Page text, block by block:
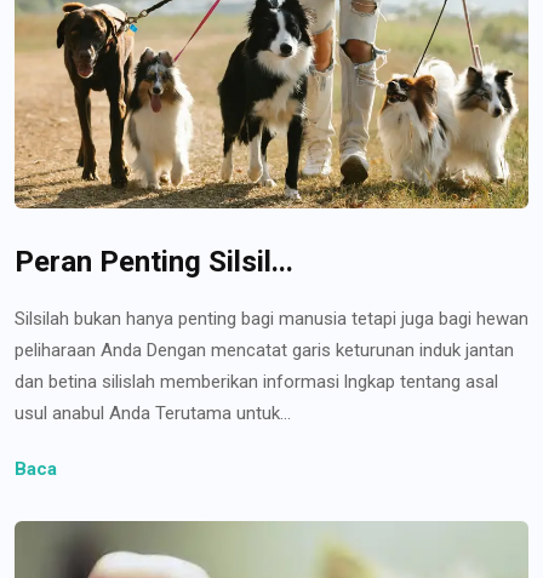
Peran Penting Silsil...
Silsilah bukan hanya penting bagi manusia tetapi juga bagi hewan
peliharaan Anda Dengan mencatat garis keturunan induk jantan
dan betina silislah memberikan informasi lngkap tentang asal
usul anabul Anda Terutama untuk...
Baca